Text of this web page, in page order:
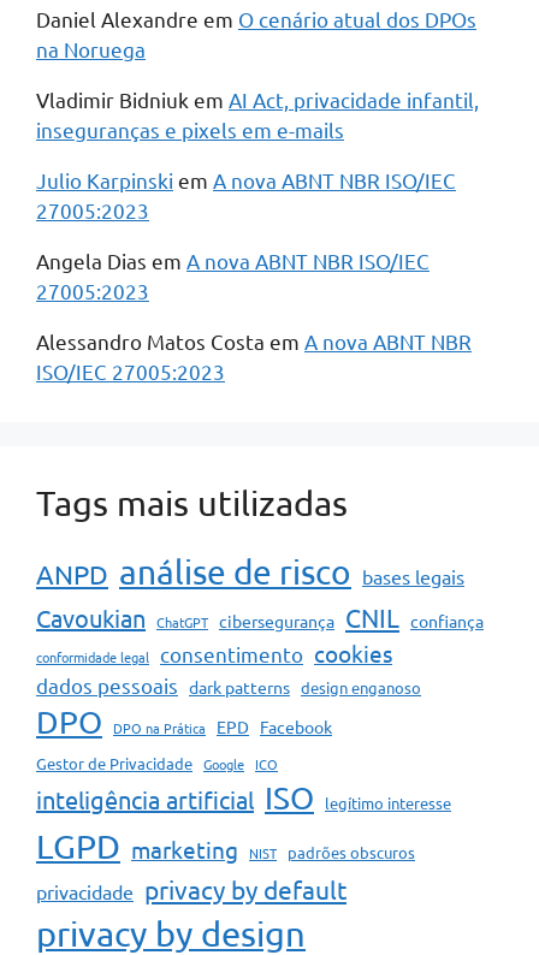
Daniel Alexandre em O cenário atual dos DPOs
na Noruega
Vladimir Bidniuk em AI Act, privacidade infantil,
inseguranças e pixels em e-mails
Julio Karpinski em A nova ABNT NBR ISO/IEC
27005:2023
Angela Dias em A nova ABNT NBR ISO/IEC
27005:2023
Alessandro Matos Costa em A nova ABNT NBR
ISO/IEC 27005:2023
Tags mais utilizadas
ANPD análise de risco bases legais
Cavoukian ChatGPT cibersegurança CNIL confiança
conformidade legal consentimento cookies
dados pessoais dark patterns design enganoso
DPO DPO na Prática EPD Facebook
Gestor de Privacidade Google ICO
inteligência artificial ISO legítimo interesse
LGPD marketing NIST padrões obscuros
privacidade privacy by default
privacy by design